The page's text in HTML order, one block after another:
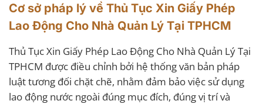
Cơ sở pháp lý về Thủ Tục Xin Giấy Phép
Lao Động Cho Nhà Quản Lý Tại TPHCM
Thủ Tục Xin Giấy Phép Lao Động Cho Nhà Quản Lý Tại
TPHCM được điều chỉnh bởi hệ thống văn bản pháp
luật tương đối chặt chẽ, nhằm đảm bảo việc sử dụng
lao động nước ngoài đúng mục đích, đúng vị trí và